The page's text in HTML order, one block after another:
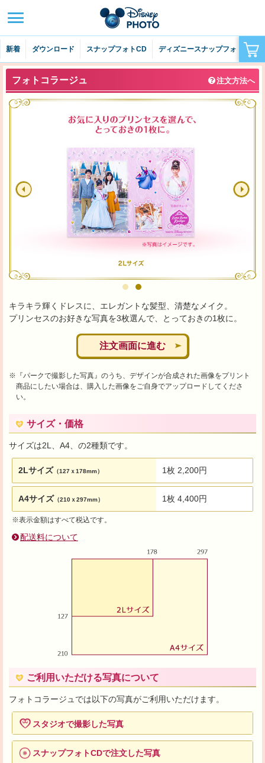
新着 ダウンロード スナップフォトCD ディズニースナップフォト ラ
はじめての方へ よくあるご質問
お問い合わせ サイトマップ
ディズニー・フォトとは
注文できる写真について
ご注文について
閉じる
フォトコラージュ 注文方法へ
キラキラ輝くドレスに、エレガントな髪型、清楚なメイク。
プリンセスのお好きな写真を3枚選んで、とっておきの1枚に。
注文画面に進む
※『パークで撮影した写真』のうち、デザインが合成された画像をプリント
商品にしたい場合は、購入した画像をご自身でアップロードしてくださ
い。
サイズ・価格
サイズは2L、A4、の2種類です。
2Lサイズ （127ｘ178mm） 1枚 2,200円
A4サイズ （210ｘ297mm） 1枚 4,400円
※表示金額はすべて税込です。
配送料について
ご利用いただける写真について
フォトコラージュでは以下の写真がご利用いただけます。
スタジオで撮影した写真
スナップフォトCDで注文した写真